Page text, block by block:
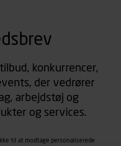
konkurrencer,
der vedrører
arbejdstøj og
og services.
til at modtage personaliserede